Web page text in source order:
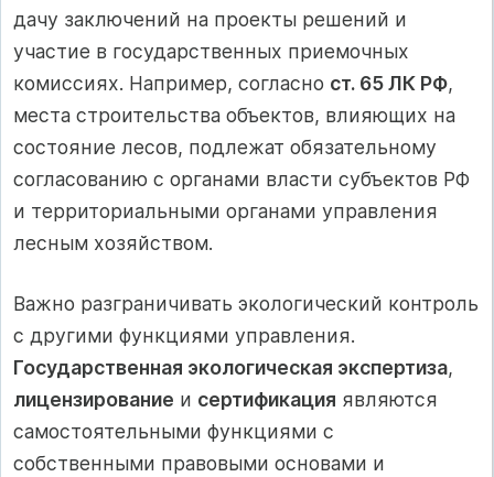
дачу заключений на проекты решений и
участие в государственных приемочных
комиссиях. Например, согласно ст. 65 ЛК РФ,
места строительства объектов, влияющих на
состояние лесов, подлежат обязательному
согласованию с органами власти субъектов РФ
и территориальными органами управления
лесным хозяйством.
Важно разграничивать экологический контроль
с другими функциями управления.
Государственная экологическая экспертиза,
лицензирование и сертификация являются
самостоятельными функциями с
собственными правовыми основами и